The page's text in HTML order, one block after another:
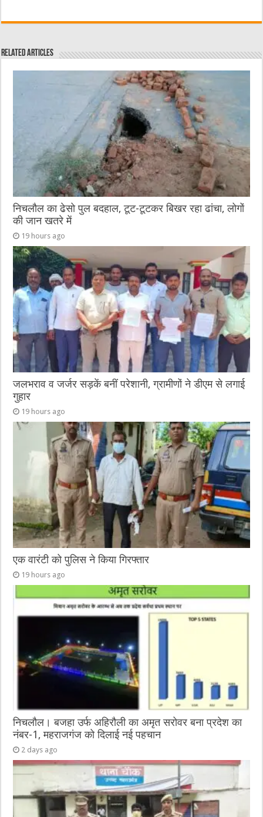
c
e
b
it
r
C
at
ai ss
n
g
er
at
A
p
p
Related Articles
निचलौल का ढेसो पुल बदहाल, टूट-टूटकर बिखर रहा ढांचा, लोगों
की जान खतरे में
19 hours ago
जलभराव व जर्जर सड़कें बनीं परेशानी, ग्रामीणों ने डीएम से लगाई
गुहार
19 hours ago
एक वारंटी को पुलिस ने किया गिरफ्तार
19 hours ago
निचलौल। बजहा उर्फ अहिरौली का अमृत सरोवर बना प्रदेश का
नंबर-1, महराजगंज को दिलाई नई पहचान
2 days ago